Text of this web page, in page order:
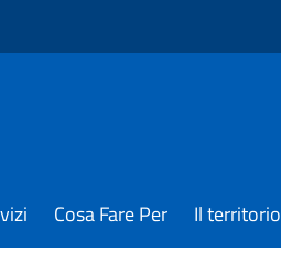
Cosa Fare Per Il territorio